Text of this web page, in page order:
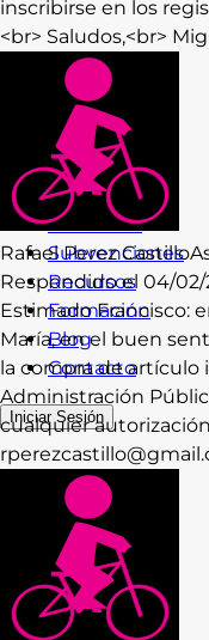
Consultas
Subvenciones
Recursos
Formación
Blog
Contacto
Iniciar Sesión
inscribirse en los
<br> Saludos,<br>
Rafael Perez Castillo
Respondido el 04/02/
Estimado Francisco:
María, en el buen
la compra de artículo
Administración
cualquier